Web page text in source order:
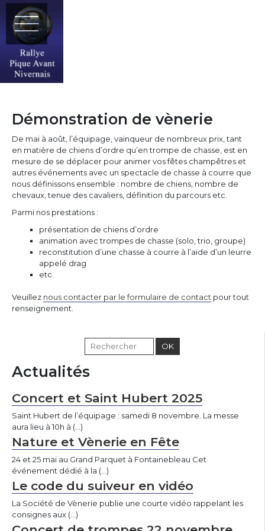
Démonstration de vènerie
De mai à août, l’équipage, vainqueur de nombreux prix, tant
en matière de chiens d’ordre qu’en trompe de chasse, est en
mesure de se déplacer pour animer vos fêtes champêtres et
autres événements avec un spectacle de chasse à courre que
nous définissons ensemble : nombre de chiens, nombre de
chevaux, tenue des cavaliers, définition du parcours etc.
Parmi nos prestations :
présentation de chiens d’ordre
animation avec trompes de chasse (solo, trio, groupe)
reconstitution d’une chasse à courre à l’aide d’un leurre
appelé drag
etc.
Veuillez nous contacter par le formulaire de contact pour tout
renseignement.
Actualités
Concert et Saint Hubert 2025
Saint Hubert de l’équipage : samedi 8 novembre. La messe
aura lieu à 10h à (…)
Nature et Vènerie en Fête
24 et 25 mai au Grand Parquet à Fontainebleau Cet
événement dédié à la (…)
Le code du suiveur en vidéo
La Société de Vènerie publie une courte vidéo rappelant les
consignes aux (…)